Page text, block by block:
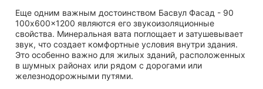
Еще одним важным достоинством Басвул Фасад - 90
100x600x1200 являются его звукоизоляционные
свойства. Минеральная вата поглощает и затушевывает
звук, что создает комфортные условия внутри здания.
Это особенно важно для жилых зданий, расположенных
в шумных районах или рядом с дорогами или
железнодорожными путями.